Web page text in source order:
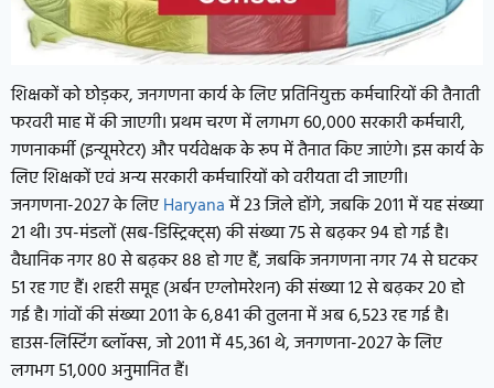
शिक्षकों को छोड़कर, जनगणना कार्य के लिए प्रतिनियुक्त कर्मचारियों की तैनाती
फरवरी माह में की जाएगी। प्रथम चरण में लगभग 60,000 सरकारी कर्मचारी,
गणनाकर्मी (इन्यूमरेटर) और पर्यवेक्षक के रूप में तैनात किए जाएंगे। इस कार्य के
लिए शिक्षकों एवं अन्य सरकारी कर्मचारियों को वरीयता दी जाएगी।
जनगणना-2027 के लिएHaryanaमें 23 जिले होंगे, जबकि 2011 में यह संख्या
21 थी। उप-मंडलों (सब-डिस्ट्रिक्ट्स) की संख्या 75 से बढ़कर 94 हो गई है।
वैधानिक नगर 80 से बढ़कर 88 हो गए हैं, जबकि जनगणना नगर 74 से घटकर
51 रह गए हैं। शहरी समूह (अर्बन एग्लोमरेशन) की संख्या 12 से बढ़कर 20 हो
गई है। गांवों की संख्या 2011 के 6,841 की तुलना में अब 6,523 रह गई है।
हाउस-लिस्टिंग ब्लॉक्स, जो 2011 में 45,361 थे, जनगणना-2027 के लिए
लगभग 51,000 अनुमानित हैं।